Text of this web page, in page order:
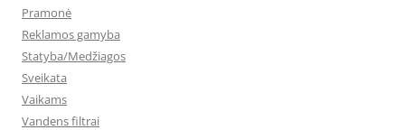
Pramonė
Reklamos gamyba
Statyba/Medžiagos
Sveikata
Vaikams
Vandens filtrai